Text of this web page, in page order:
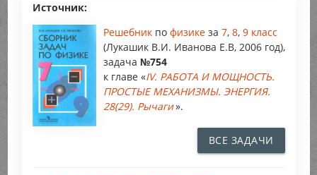
Источник:
Решебник по физике за 7, 8, 9 класс
(Лукашик В.И. Иванова Е.В, 2006 год),
задача №754
к главе «IV. РАБОТА И МОЩНОСТЬ.
ПРОСТЫЕ МЕХАНИЗМЫ. ЭНЕРГИЯ.
28(29). Рычаги».
ВСЕ ЗАДАЧИ